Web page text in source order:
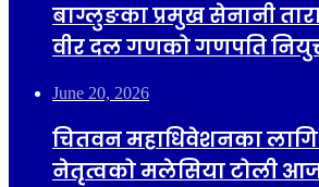
बाग्लुङका प्रमुख सेनानी
वीर दल गणको गणपति
June 20, 2026
चितवन महाधिवेशनका
नेतृत्वको मलेसिया टोली